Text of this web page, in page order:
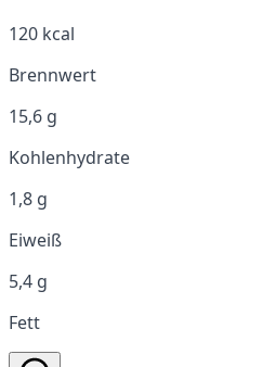
120 kcal
Brennwert
15,6 g
Kohlenhydrate
1,8 g
Eiweiß
5,4 g
Fett